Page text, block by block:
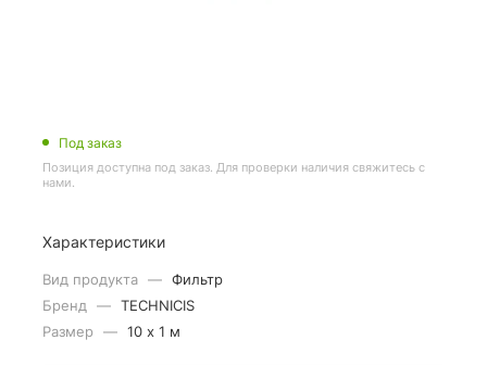
Под заказ
Позиция доступна под заказ. Для проверки наличия свяжитесь с
нами.
Характеристики
Вид продукта — Фильтр
Бренд
— TECHNICIS
Размер
— 10 х 1 м